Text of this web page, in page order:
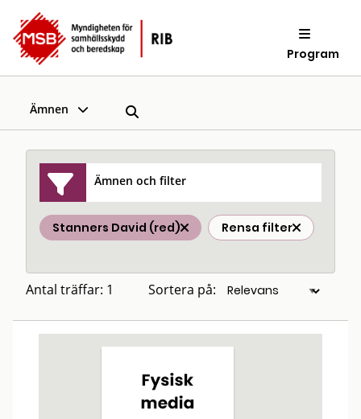
Program
Ämnen
Ämnen och filter
Stanners David (red) Rensa filter
Antal träffar: 1 Sortera på: